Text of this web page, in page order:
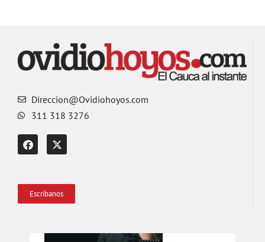
Direccion@Ovidiohoyos.com
311 318 3276
Escríbanos